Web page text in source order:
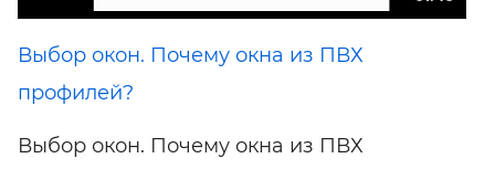
Выбор окон. Почему окна из ПВХ
профилей?
Выбор окон. Почему окна из ПВХ